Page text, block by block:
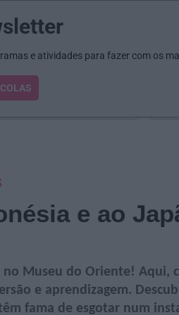
e ao
no Museu do Oriente! Aqui,
e aprendizagem.
fama de esgotar num
e atividades para fazer com os